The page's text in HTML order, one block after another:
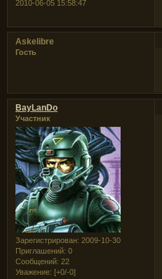
2010-06-05 15:58:47
Askelibre
Гость
BayLanDo
Участник
Зарегистрирован: 2009-10-30
Приглашений: 0
Сообщений: 22
Уважение: [+0/-0]